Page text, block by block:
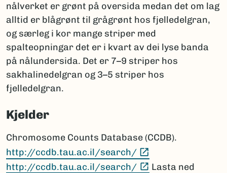
nålverket er grønt på oversida medan det om lag
alltid er blågrønt til grågrønt hos fjelledelgran,
og særleg i kor mange striper med
spalteopningar det er i kvart av dei lyse banda
på nålundersida. Det er 7–9 striper hos
sakhalinedelgran og 3–5 striper hos
fjelledelgran.
Kjelder
Chromosome Counts Database (CCDB).
http://ccdb.tau.ac.il/search/
http://ccdb.tau.ac.il/search/
(Ekstern lenke)
Lasta ned